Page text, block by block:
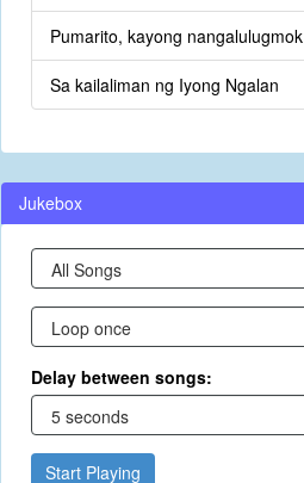
Pumarito, kayong nangalulugmok
Sa kailaliman ng Iyong Ngalan
Jukebox
Delay between songs:
Start Playing